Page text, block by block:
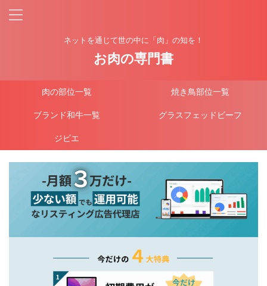
ネットを通じて世の中に「肉」の知を！
お肉の専門書
肉の部位一覧 焼き鳥部位一覧
ブランド和牛一覧 グラスフェッドビーフ
ジビエ